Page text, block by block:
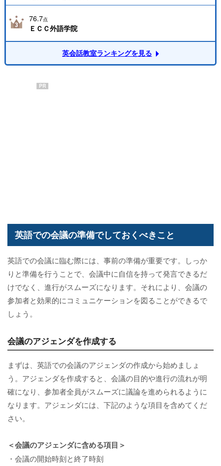
76.7点
ＥＣＣ外語学院
英会話教室ランキングを見る
PR
英語での会議の準備でしておくべきこと
英語での会議に臨む際には、事前の準備が重要です。しっか
りと準備を行うことで、会議中に自信を持って発言できるだ
けでなく、進行がスムーズになります。それにより、会議の
参加者と効果的にコミュニケーションを図ることができるで
しょう。
会議のアジェンダを作成する
まずは、英語での会議のアジェンダの作成から始めましょ
う。アジェンダを作成すると、会議の目的や進行の流れが明
確になり、参加者全員がスムーズに議論を進められるように
なります。アジェンダには、下記のような項目を含めてくだ
さい。
＜会議のアジェンダに含める項目＞
・会議の開始時刻と終了時刻